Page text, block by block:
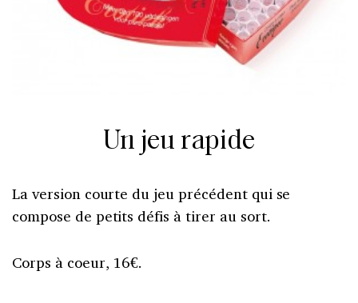
Un jeu rapide
La version courte du jeu précédent qui se
compose de petits défis à tirer au sort.
Corps à coeur, 16€.